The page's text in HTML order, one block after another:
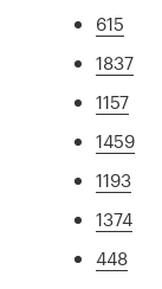
615
1837
1157
1459
1193
1374
448